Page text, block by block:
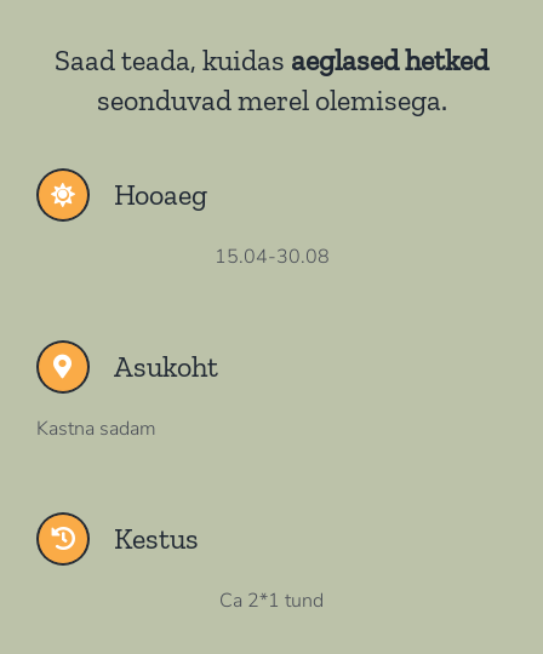
Saad teada, kuidas aeglased hetked
seonduvad merel olemisega.
Hooaeg
15.04-30.08
Asukoht
Kastna sadam
Kestus
Ca 2*1 tund